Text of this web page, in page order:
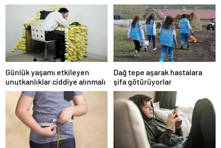
Günlük yaşamı etkileyen
unutkanlıklar ciddiye alınmalı
Dağ tepe aşarak hastalara
şifa götürüyorlar